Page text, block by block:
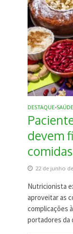
DESTAQUE•
devem
22 de junho
Nutricionista
aproveitar as
complicações
portadores da